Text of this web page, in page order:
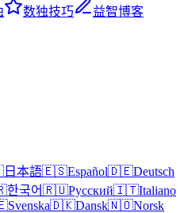
数独技巧
益智博客
日本語🇪🇸Español🇩🇪Deutsch
한국어🇷🇺Русский🇮🇹Italiano
Svenska🇩🇰Dansk🇳🇴Norsk